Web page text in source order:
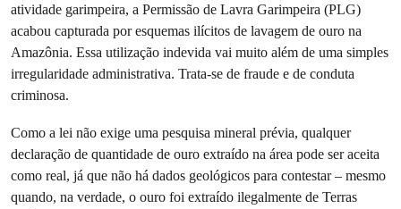
atividade garimpeira, a Permissão de Lavra Garimpeira (PLG)
acabou capturada por esquemas ilícitos de lavagem de ouro na
Amazônia. Essa utilização indevida vai muito além de uma simples
irregularidade administrativa. Trata-se de fraude e de conduta
criminosa.
Como a lei não exige uma pesquisa mineral prévia, qualquer
declaração de quantidade de ouro extraído na área pode ser aceita
como real, já que não há dados geológicos para contestar – mesmo
quando, na verdade, o ouro foi extraído ilegalmente de Terras